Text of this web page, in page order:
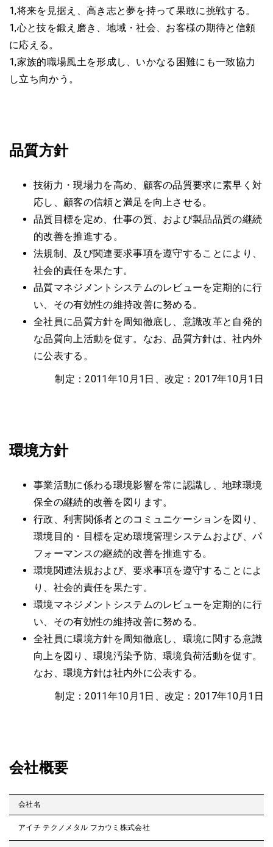
1,将来を見据え、高き志と夢を持って果敢に挑戦する。
1,心と技を鍛え磨き、地域・社会、お客様の期待と信頼
に応える。
1,家族的職場風土を形成し、いかなる困難にも一致協力
し立ち向かう。
品質方針
技術力・現場力を高め、顧客の品質要求に素早く対
応し、 顧客の信頼と満足を向上させる。
品質目標を定め、仕事の質、および製品品質の継続
的改善を推進する。
法規制、及び関連要求事項を遵守することにより、
社会的責任を果たす。
品質マネジメントシステムのレビューを定期的に行
い、 その有効性の維持改善に努める。
全社員に品質方針を周知徹底し、意識改革と自発的
な品質向上活動を促す。 なお、品質方針は、社内外
に公表する。
制定：2011年10月1日、改定：2017年10月1日
環境方針
事業活動に係わる環境影響を常に認識し、地球環境
保全の継続的改善を図ります。
行政、利害関係者とのコミュニケーションを図り、
環境目的・目標を定め環境管理システムおよび、パ
フォーマンスの継続的改善を推進する。
環境関連法規および、要求事項を遵守することによ
り、社会的責任を果たす。
環境マネジメントシステムのレビューを定期的に行
い、 その有効性の維持改善に努める。
全社員に環境方針を周知徹底し、環境に関する意識
向上を図り、環境汚染予防、環境負荷活動を促す。
なお、環境方針は社内外に公表する。
制定：2011年10月1日、改定：2017年10月1日
会社概要
会社名
アイチ テクノメタル フカウミ株式会社